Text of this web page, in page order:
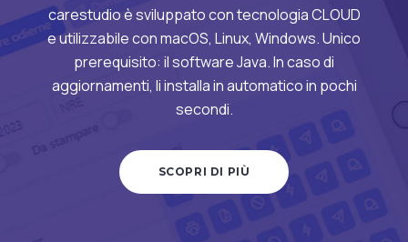
carestudio è sviluppato con tecnologia CLOUD
e utilizzabile con macOS, Linux, Windows. Unico
prerequisito: il software Java. In caso di
aggiornamenti, li installa in automatico in pochi
secondi.
SCOPRI DI PIÙ